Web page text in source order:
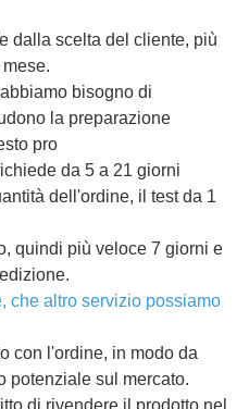
dalla scelta del cliente, più
bisogno di
la preparazione
pro
da 5 a 21 giorni
dell'ordine, il test da 1
quindi più veloce 7 giorni e
che altro servizio possiamo
con l'ordine, in modo da
potenziale sul mercato.
di rivendere il prodotto nel